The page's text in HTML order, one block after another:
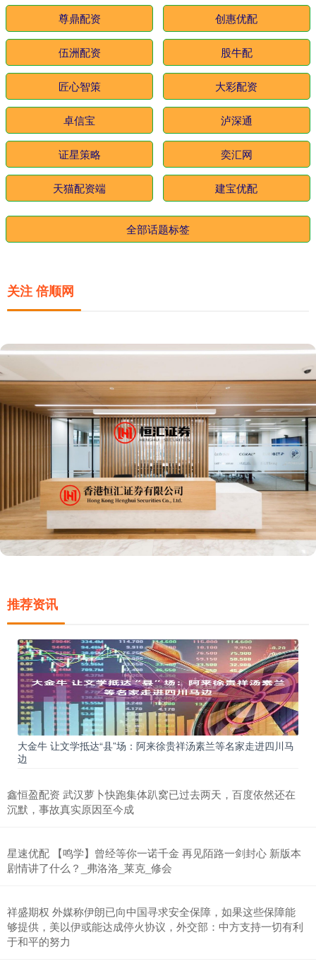
尊鼎配资 创惠优配
伍洲配资 股牛配
匠心智策 大彩配资
卓信宝 泸深通
证星策略 奕汇网
天猫配资端 建宝优配
全部话题标签
关注 倍顺网
推荐资讯
大金牛 让文学抵达“县”场：阿来徐贵祥汤素兰等名家走进四川马
边
鑫恒盈配资 武汉萝卜快跑集体趴窝已过去两天，百度依然还在
沉默，事故真实原因至今成
星速优配 【鸣学】曾经等你一诺千金 再见陌路一剑封心 新版本
剧情讲了什么？_弗洛洛_莱克_修会
祥盛期权 外媒称伊朗已向中国寻求安全保障，如果这些保障能
够提供，美以伊或能达成停火协议，外交部：中方支持一切有利
于和平的努力